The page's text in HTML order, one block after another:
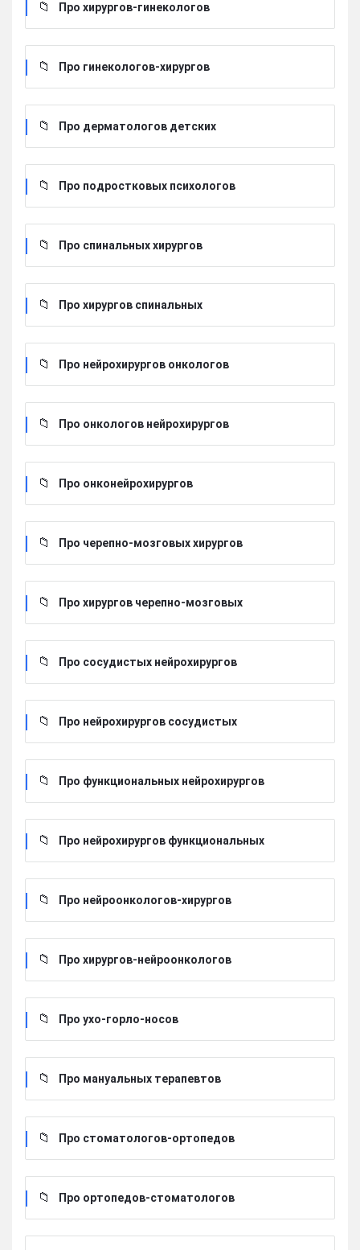
Про хирургов-гинекологов
Про гинекологов-хирургов
Про дерматологов детских
Про подростковых психологов
Про спинальных хирургов
Про хирургов cпинальных
Про нейрохирургов онкологов
Про онкологов нейрохирургов
Про онконейрохирургов
Про черепно-мозговых хирургов
Про хирургов черепно-мозговых
Про сосудистых нейрохирургов
Про нейрохирургов сосудистых
Про функциональных нейрохирургов
Про нейрохирургов функциональных
Про нейроонкологов-хирургов
Про хирургов-нейроонкологов
Про ухо-горло-носов
Про мануальных терапевтов
Про стоматологов-ортопедов
Про ортопедов-стоматологов